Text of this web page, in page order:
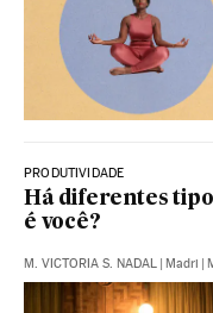
PRODUTIVIDADE
Há diferentes
é você?
M. VICTORIA S. NADAL Madri